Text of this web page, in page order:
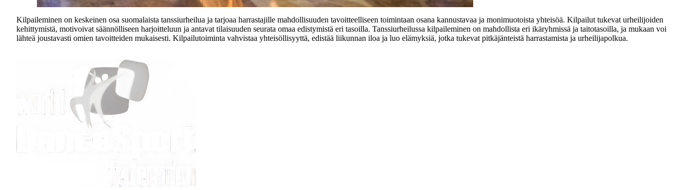
Kilpaileminen on keskeinen osa suomalaista tanssiurheilua ja tarjoaa harrastajille mahdollisuuden tavoitteelliseen toimintaan osana kannustavaa ja monimuotoista yhteisöä. Kilpailut tukevat urheilijoiden
kehittymistä, motivoivat säännölliseen harjoitteluun ja antavat tilaisuuden seurata omaa edistymistä eri tasoilla. Tanssiurheilussa kilpaileminen on mahdollista eri ikäryhmissä ja taitotasoilla, ja mukaan voi
lähteä joustavasti omien tavoitteiden mukaisesti. Kilpailutoiminta vahvistaa yhteisöllisyyttä, edistää liikunnan iloa ja luo elämyksiä, jotka tukevat pitkäjänteistä harrastamista ja urheilijapolkua.